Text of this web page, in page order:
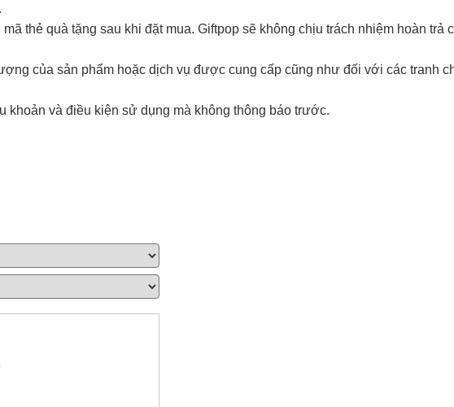
thẻ quà tặng sau khi đặt mua. Giftpop sẽ không chịu trách nhiệm hoàn trả
của sản phẩm hoặc dịch vụ được cung cấp cũng như đối với các tranh
khoản và điều kiện sử dụng mà không thông báo trước.